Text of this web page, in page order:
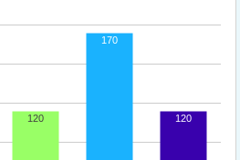
120
170
120